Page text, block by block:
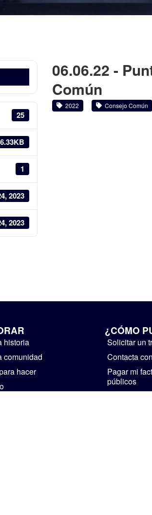
25
1
2023
2023
06.06.22 -
Común
2022 Consejo Común
historia
comunidad
hacer
¿CÓMO
Solicitar un
Contacta
Pagar mi
públicos